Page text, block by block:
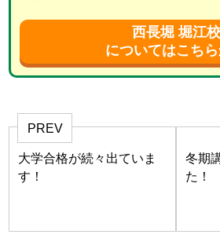
西長堀 堀江校
についてはこち
PREV
大学合格が続々出ていま
す！
冬期
た！